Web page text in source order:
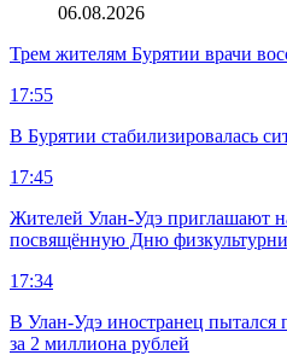
06.08.2026
Трем жителям Бурятии врачи
17:55
В Бурятии стабилизировалась
17:45
Жителей Улан-Удэ приглашают
посвящённую Дню
17:34
В Улан-Удэ иностранец пытался
за 2 миллиона рублей